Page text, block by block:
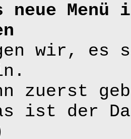
neue Menü
wir, es
zuerst
der